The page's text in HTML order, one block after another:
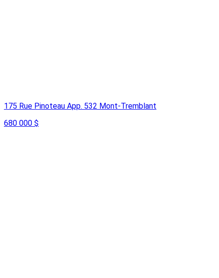
175 Rue Pinoteau App. 532 Mont-Tremblant
680 000 $